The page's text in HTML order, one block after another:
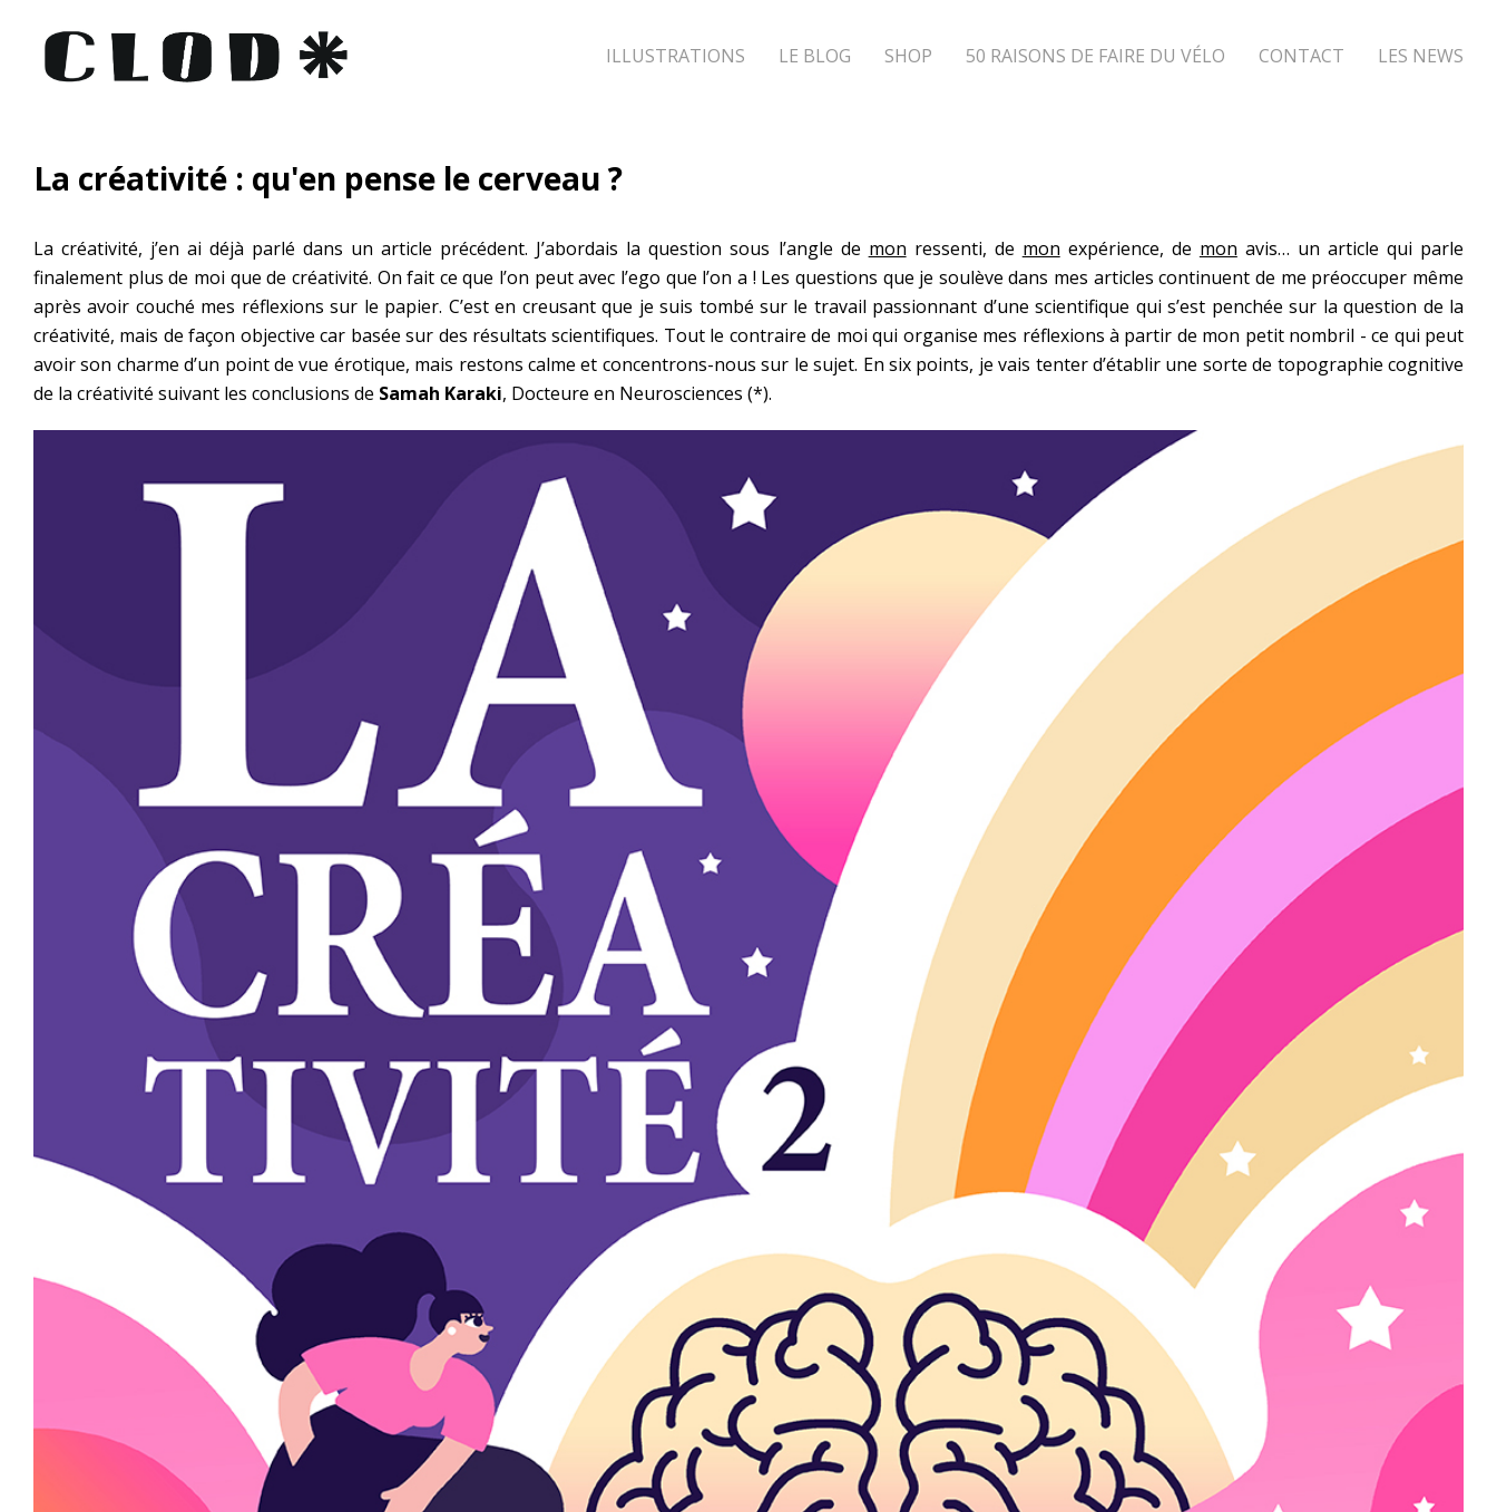
ILLUSTRATIONS LE BLOG SHOP 50 RAISONS DE FAIRE DU VÉLO CONTACT LES NEWS
La créativité : qu'en pense le cerveau ?
La créativité, j’en ai déjà parlé dans un article précédent. J’abordais la question sous l’angle de mon ressenti, de mon expérience, de mon avis… un article qui parle
finalement plus de moi que de créativité. On fait ce que l’on peut avec l’ego que l’on a ! Les questions que je soulève dans mes articles continuent de me préoccuper même
après avoir couché mes réflexions sur le papier. C’est en creusant que je suis tombé sur le travail passionnant d’une scientifique qui s’est penchée sur la question de la
créativité, mais de façon objective car basée sur des résultats scientifiques. Tout le contraire de moi qui organise mes réflexions à partir de mon petit nombril - ce qui peut
avoir son charme d’un point de vue érotique, mais restons calme et concentrons-nous sur le sujet. En six points, je vais tenter d’établir une sorte de topographie cognitive
de la créativité suivant les conclusions de Samah Karaki, Docteure en Neurosciences (*).